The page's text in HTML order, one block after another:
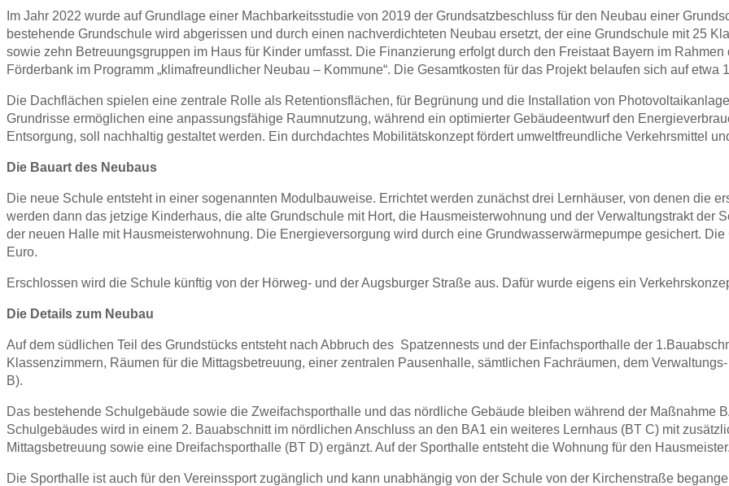
Im Jahr 2022 wurde auf Grundlage einer Machbarkeitsstudie von 2019 der Grundsatzbeschluss für den Neubau einer
bestehende Grundschule wird abgerissen und durch einen nachverdichteten Neubau ersetzt, der eine Grundschule mit 25
sowie zehn Betreuungsgruppen im Haus für Kinder umfasst. Die Finanzierung erfolgt durch den Freistaat Bayern im
Förderbank im Programm „klimafreundlicher Neubau – Kommune“. Die Gesamtkosten für das Projekt belaufen sich auf etwa
Die Dachflächen spielen eine zentrale Rolle als Retentionsflächen, für Begrünung und die Installation von
Grundrisse ermöglichen eine anpassungsfähige Raumnutzung, während ein optimierter Gebäudeentwurf den
Entsorgung, soll nachhaltig gestaltet werden. Ein durchdachtes Mobilitätskonzept fördert umweltfreundliche Verkehrsmittel
Die Bauart des Neubaus
Die neue Schule entsteht in einer sogenannten Modulbauweise. Errichtet werden zunächst drei Lernhäuser, von denen die
werden dann das jetzige Kinderhaus, die alte Grundschule mit Hort, die Hausmeisterwohnung und der Verwaltungstrakt der
der neuen Halle mit Hausmeisterwohnung. Die Energieversorgung wird durch eine Grundwasserwärmepumpe gesichert.
Euro.
Erschlossen wird die Schule künftig von der Hörweg- und der Augsburger Straße aus. Dafür wurde eigens ein
Die Details zum Neubau
Auf dem südlichen Teil des Grundstücks entsteht nach Abbruch des Spatzennests und der Einfachsporthalle der
Klassenzimmern, Räumen für die Mittagsbetreuung, einer zentralen Pausenhalle, sämtlichen Fachräumen, dem
B).
Das bestehende Schulgebäude sowie die Zweifachsporthalle und das nördliche Gebäude bleiben während der Maßnahme
Schulgebäudes wird in einem 2. Bauabschnitt im nördlichen Anschluss an den BA1 ein weiteres Lernhaus (BT C) mit
Mittagsbetreuung sowie eine Dreifachsporthalle (BT D) ergänzt. Auf der Sporthalle entsteht die Wohnung für den
Die Sporthalle ist auch für den Vereinssport zugänglich und kann unabhängig von der Schule von der Kirchenstraße